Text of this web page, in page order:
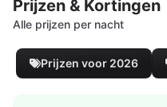
Prijzen & Kortingen
Alle prijzen per nacht
Prijzen voor 2026